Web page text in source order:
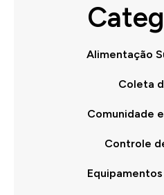
Alimentação
Coleta
Comunidade
Controle